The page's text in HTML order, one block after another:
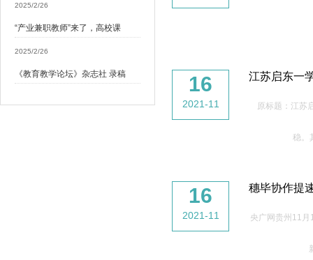
2025/2/26
“产业兼职教师”来了，高校课
2025/2/26
《教育教学论坛》杂志社 录稿 16
2021-11
江苏启东一
原标题：江苏
稳。
16
2021-11
穗毕协作提
央广网贵州11